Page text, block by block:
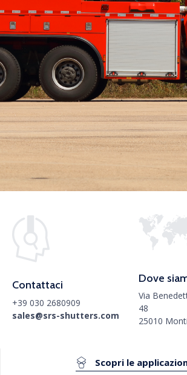
Contattaci
+39 030 2680909
sales@srs-shutters.com
Dove
Via
48
25010
Scopri le